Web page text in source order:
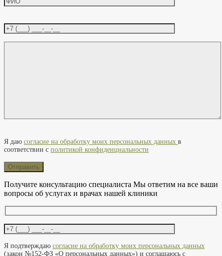
Я даю согласие на обработку моих персональных данных в
соответствии с политикой конфиденциальности
Получите консультацию специалиста Мы ответим на все ваши
вопросы об услугах и врачах нашей клиники
Я подтверждаю согласие на обработку моих персональных данных
(закон №152-ФЗ «О персональных данных») и соглашаюсь с